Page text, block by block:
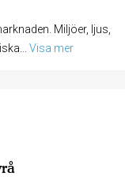
Miljöer, ljus,
Visa mer